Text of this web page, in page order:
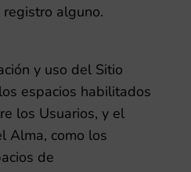
alguno.
y uso del Sitio
espacios habilitados
los Usuarios, y el
Alma, como los
de